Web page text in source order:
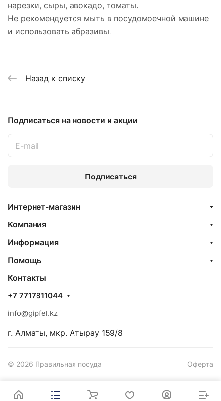
нарезки, сыры, авокадо, томаты.
Не рекомендуется мыть в посудомоечной машине
и использовать абразивы.
Назад к списку
Подписаться на новости и акции
Подписаться
Интернет-магазин
Компания
Информация
Помощь
Контакты
+7 7717811044
info@gipfel.kz
г. Алматы, мкр. Атырау 159/8
© 2026 Правильная посуда Оферта